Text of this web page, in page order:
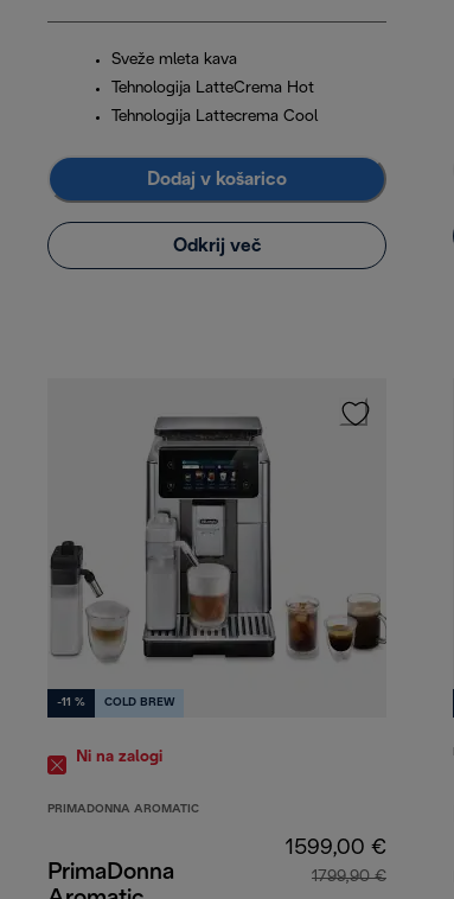
Sveže mleta kava
Tehnologija LatteCrema Hot
Tehnologija Lattecrema Cool
Dodaj v košarico
Odkrij več
-11 % COLD BREW
Ni na zalogi
PRIMADONNA AROMATIC
PrimaDonna
1599,00 €
1799,90 €